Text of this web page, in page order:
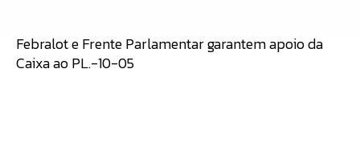
Febralot e Frente Parlamentar garantem apoio da
Caixa ao PL.-10-05